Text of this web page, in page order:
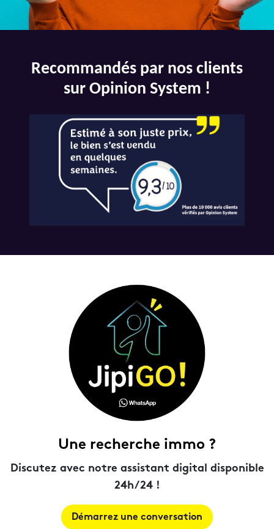
Recommandés par nos clients
sur Opinion System !
Une recherche immo ?
Discutez avec notre assistant digital disponible
24h/24 !
Démarrez une conversation